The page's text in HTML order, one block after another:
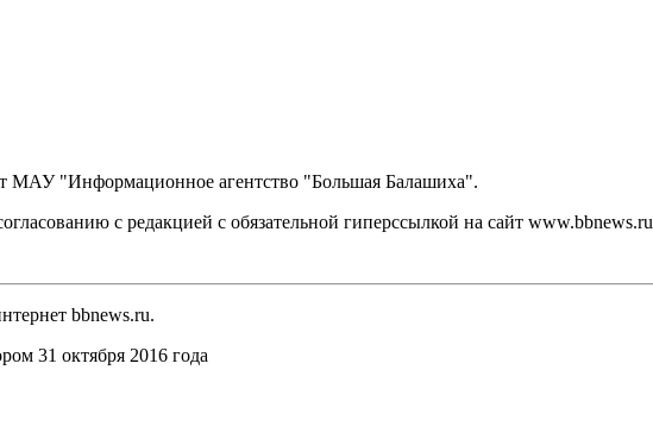
МАУ "Информационное агентство "Большая Балашиха".
с редакцией с обязательной гиперссылкой на сайт www.bbnews.ru
bbnews.ru.
31 октября 2016 года